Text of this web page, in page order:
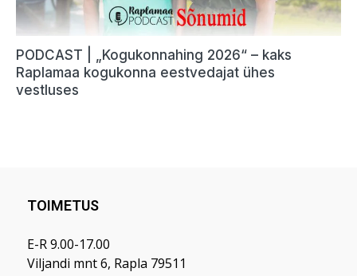
TOIMETUS
E-R 9.00-17.00
Viljandi mnt 6, Rapla 79511